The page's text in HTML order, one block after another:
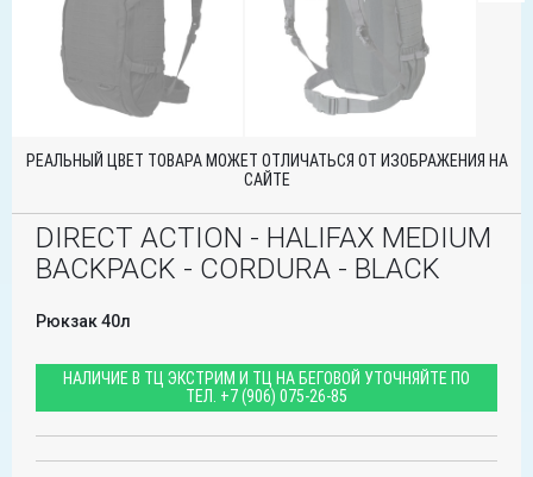
РЕАЛЬНЫЙ ЦВЕТ ТОВАРА МОЖЕТ ОТЛИЧАТЬСЯ ОТ ИЗОБРАЖЕНИЯ НА
САЙТЕ
DIRECT ACTION - HALIFAX MEDIUM
BACKPACK - CORDURA - BLACK
Рюкзак 40л
НАЛИЧИЕ В ТЦ ЭКСТРИМ И ТЦ НА БЕГОВОЙ УТОЧНЯЙТЕ ПО
ТЕЛ. +7 (906) 075-26-85